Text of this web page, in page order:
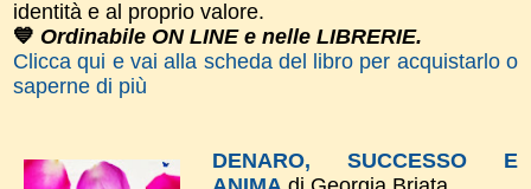
identità e al proprio valore.
💙 Ordinabile ON LINE e nelle LIBRERIE.
Clicca qui e vai alla scheda del libro per acquistarlo o
saperne di più
DENARO, SUCCESSO E